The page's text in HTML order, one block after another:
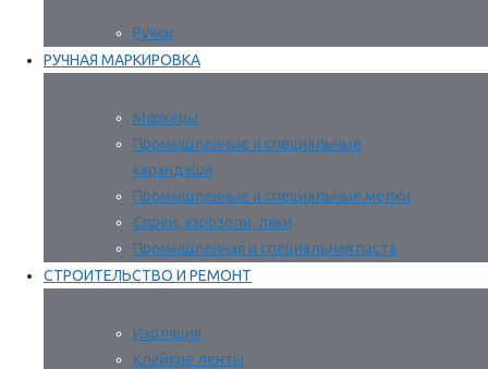
Ручки
РУЧНАЯ МАРКИРОВКА
Маркеры
Промышленные и специальные
карандаши
Промышленные и специальные мелки
Спреи, аэрозоли, лаки
Промышленная и специальная паста
СТРОИТЕЛЬСТВО И РЕМОНТ
Изоляция
Клейкие ленты